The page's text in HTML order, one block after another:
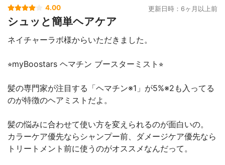
4.00 更新日時：6ヶ月以上前
シュッと簡単ヘアケア
ネイチャーラボ様からいただきました。
⭐︎myBoostars ヘマチン ブースターミスト⭐︎
髪の専門家が注目する「ヘマチン※1」が5%※2も入ってる
のが特徴のヘアミストだよ。
髪の悩みに合わせて使い方を変えられるのが面白いの。
カラーケア優先ならシャンプー前、ダメージケア優先なら
トリートメント前に使うのがオススメなんだって。